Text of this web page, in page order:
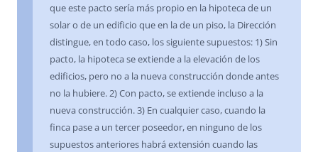
que este pacto sería más propio en la hipoteca de un
solar o de un edificio que en la de un piso, la Dirección
distingue, en todo caso, los siguiente supuestos: 1) Sin
pacto, la hipoteca se extiende a la elevación de los
edificios, pero no a la nueva construcción donde antes
no la hubiere. 2) Con pacto, se extiende incluso a la
nueva construcción. 3) En cualquier caso, cuando la
finca pase a un tercer poseedor, en ninguno de los
supuestos anteriores habrá extensión cuando las